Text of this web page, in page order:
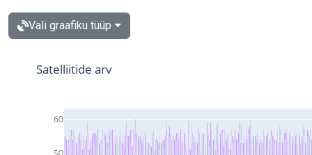
Vali graafiku tüüp
60
Satelliitide arv